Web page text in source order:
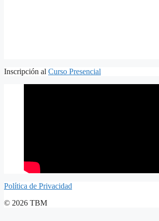
Inscripción al Curso Presencial
Política de Privacidad
© 2026 TBM